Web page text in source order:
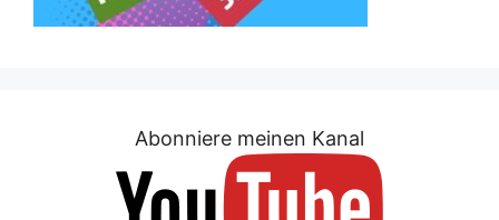
Abonniere meinen Kanal